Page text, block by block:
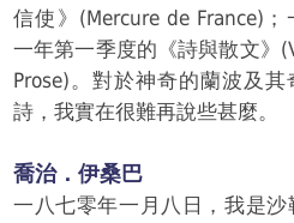
信使》(Mercure de France)；
一年第一季度的《詩與散文》
Prose)。對於神奇的蘭波及其
詩，我實在很難再說些甚麼。
喬治．伊桑巴
一八七零年一月八日，我是沙